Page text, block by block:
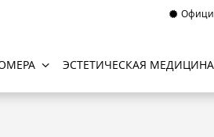
ЭСТЕТИЧЕСКАЯ МЕДИЦИНА